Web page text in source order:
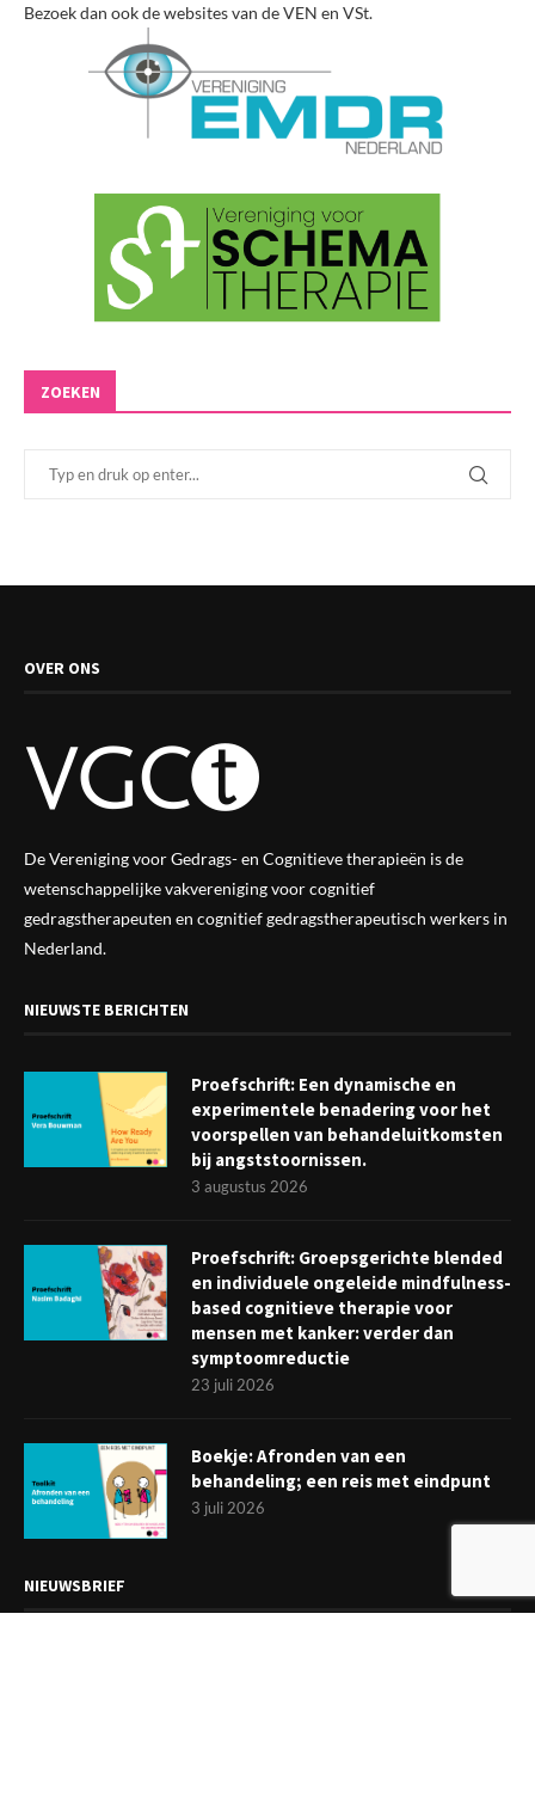
Bezoek dan ook de websites van de VEN en VSt.
ZOEKEN
OVER ONS
De Vereniging voor Gedrags- en Cognitieve therapieën is de
wetenschappelijke vakverenigingvoor cognitief
gedragstherapeuten en cognitief gedragstherapeutisch werkers in
Nederland.
NIEUWSTE BERICHTEN
Proefschrift: Een dynamische en
experimentele benadering voor het
voorspellen van behandeluitkomsten
bij angststoornissen.
3 augustus 2026
Proefschrift: Groepsgerichte blended
en individuele ongeleide mindfulness-
based cognitieve therapie voor
mensen met kanker: verder dan
symptoomreductie
23 juli 2026
Boekje: Afronden van een
behandeling; een reis met eindpunt
3 juli 2026
NIEUWSBRIEF